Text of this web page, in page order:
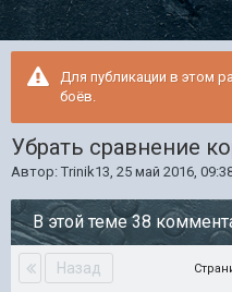
Для публикации в этом
боёв.
Убрать сравнение
Автор: Trinik13, 25 май 2016,
В этой теме 38
Назад